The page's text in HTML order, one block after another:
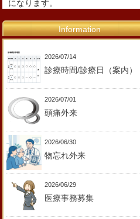
になります。
Information
2026/07/14
診療時間/診療日（案内）
2026/07/01
頭痛外来
2026/06/30
物忘れ外来
2026/06/29
医療事務募集